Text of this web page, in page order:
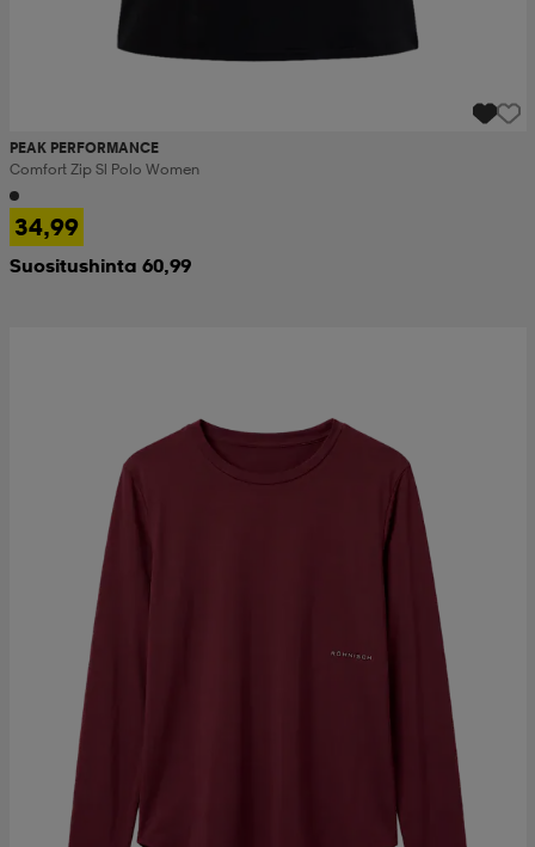
PEAK PERFORMANCE
Comfort Zip Sl Polo Women
34,99
Suositushinta 60,99